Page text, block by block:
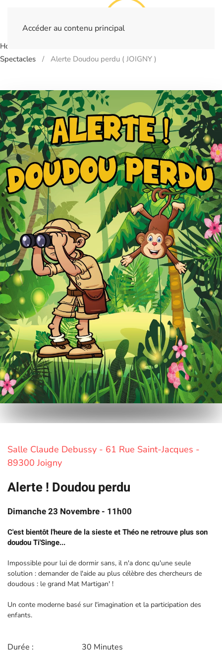
Accéder au contenu principal
Home
Spectacles
Alerte Doudou perdu ( JOIGNY )
Salle Claude Debussy - 61 Rue Saint-Jacques -
89300 Joigny
Alerte ! Doudou perdu
Dimanche 23 Novembre - 11h00
C'est bientôt l'heure de la sieste et Théo ne retrouve plus son
doudou Ti'Singe...
Impossible pour lui de dormir sans, il n'a donc qu'une seule
solution : demander de l'aide au plus célèbre des chercheurs de
doudous : le grand Mat Martigan' !
Un conte moderne basé sur l'imagination et la participation des
enfants.
Durée : 30 Minutes